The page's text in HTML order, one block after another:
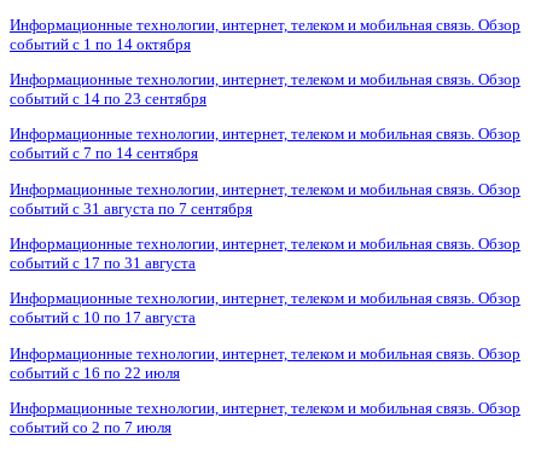
Информационные технологии, интернет, телеком и мобильная связь. Обзор
событий с 1 по 14 октября
Информационные технологии, интернет, телеком и мобильная связь. Обзор
событий с 14 по 23 сентября
Информационные технологии, интернет, телеком и мобильная связь. Обзор
событий с 7 по 14 сентября
Информационные технологии, интернет, телеком и мобильная связь. Обзор
событий с 31 августа по 7 сентября
Информационные технологии, интернет, телеком и мобильная связь. Обзор
событий с 17 по 31 августа
Информационные технологии, интернет, телеком и мобильная связь. Обзор
событий с 10 по 17 августа
Информационные технологии, интернет, телеком и мобильная связь. Обзор
событий с 16 по 22 июля
Информационные технологии, интернет, телеком и мобильная связь. Обзор
событий со 2 по 7 июля